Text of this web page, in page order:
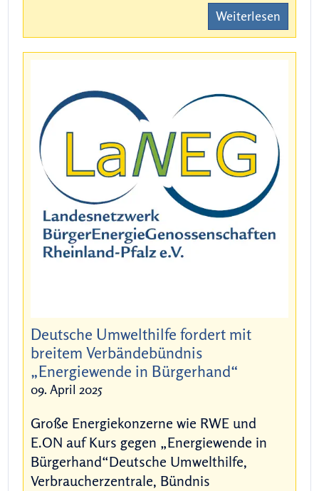
Weiterlesen
Deutsche Umwelthilfe fordert mit
breitem Verbändebündnis
„Energiewende in Bürgerhand“
09. April 2025
Große Energiekonzerne wie RWE und
E.ON auf Kurs gegen „Energiewende in
Bürgerhand“Deutsche Umwelthilfe,
Verbraucherzentrale, Bündnis